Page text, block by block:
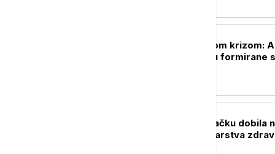
Priština pred novom krizom:
institucije ne budu formirane
Opšta bolnica u Čačku dobila
opremu od Ministarstva